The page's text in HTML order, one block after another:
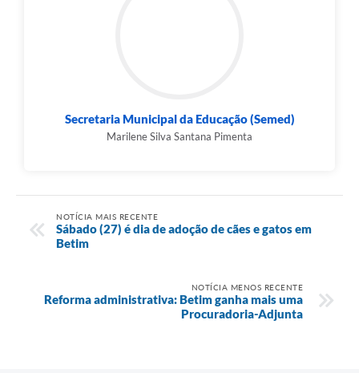
Secretaria Municipal da Educação (Semed)
Marilene Silva Santana Pimenta
NOTÍCIA MAIS RECENTE
Sábado (27) é dia de adoção de cães e gatos em
Betim
NOTÍCIA MENOS RECENTE
Reforma administrativa: Betim ganha mais uma
Procuradoria-Adjunta